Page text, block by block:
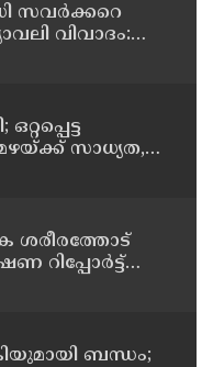
സവർക്കറെ
വിവാദം:
സാധ്യത,
ശരീരത്തോട്
റിപ്പോര്‍ട്ട്
ബന്ധം;